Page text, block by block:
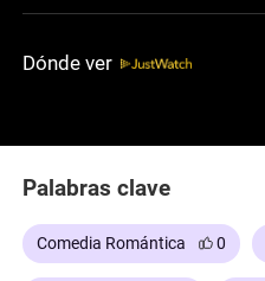
Dónde ver
Palabras clave
Comedia Romántica 0